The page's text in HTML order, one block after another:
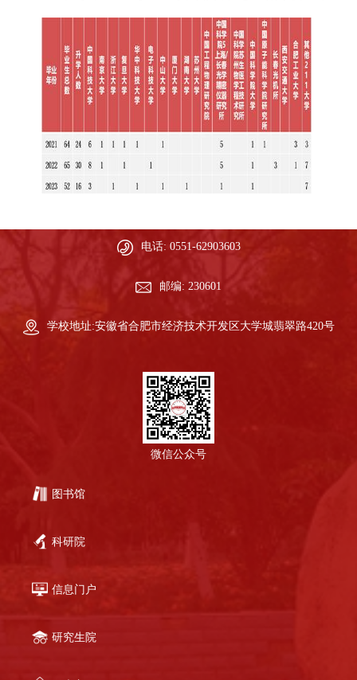
电话: 0551-62903603
邮编: 230601
学校地址:安徽省合肥市经济技术开发区大学城翡翠路420号
微信公众号
图书馆
科研院
信息门户
研究生院